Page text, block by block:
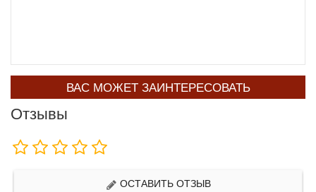
ВАС МОЖЕТ ЗАИНТЕРЕСОВАТЬ
Отзывы
ОСТАВИТЬ ОТЗЫВ